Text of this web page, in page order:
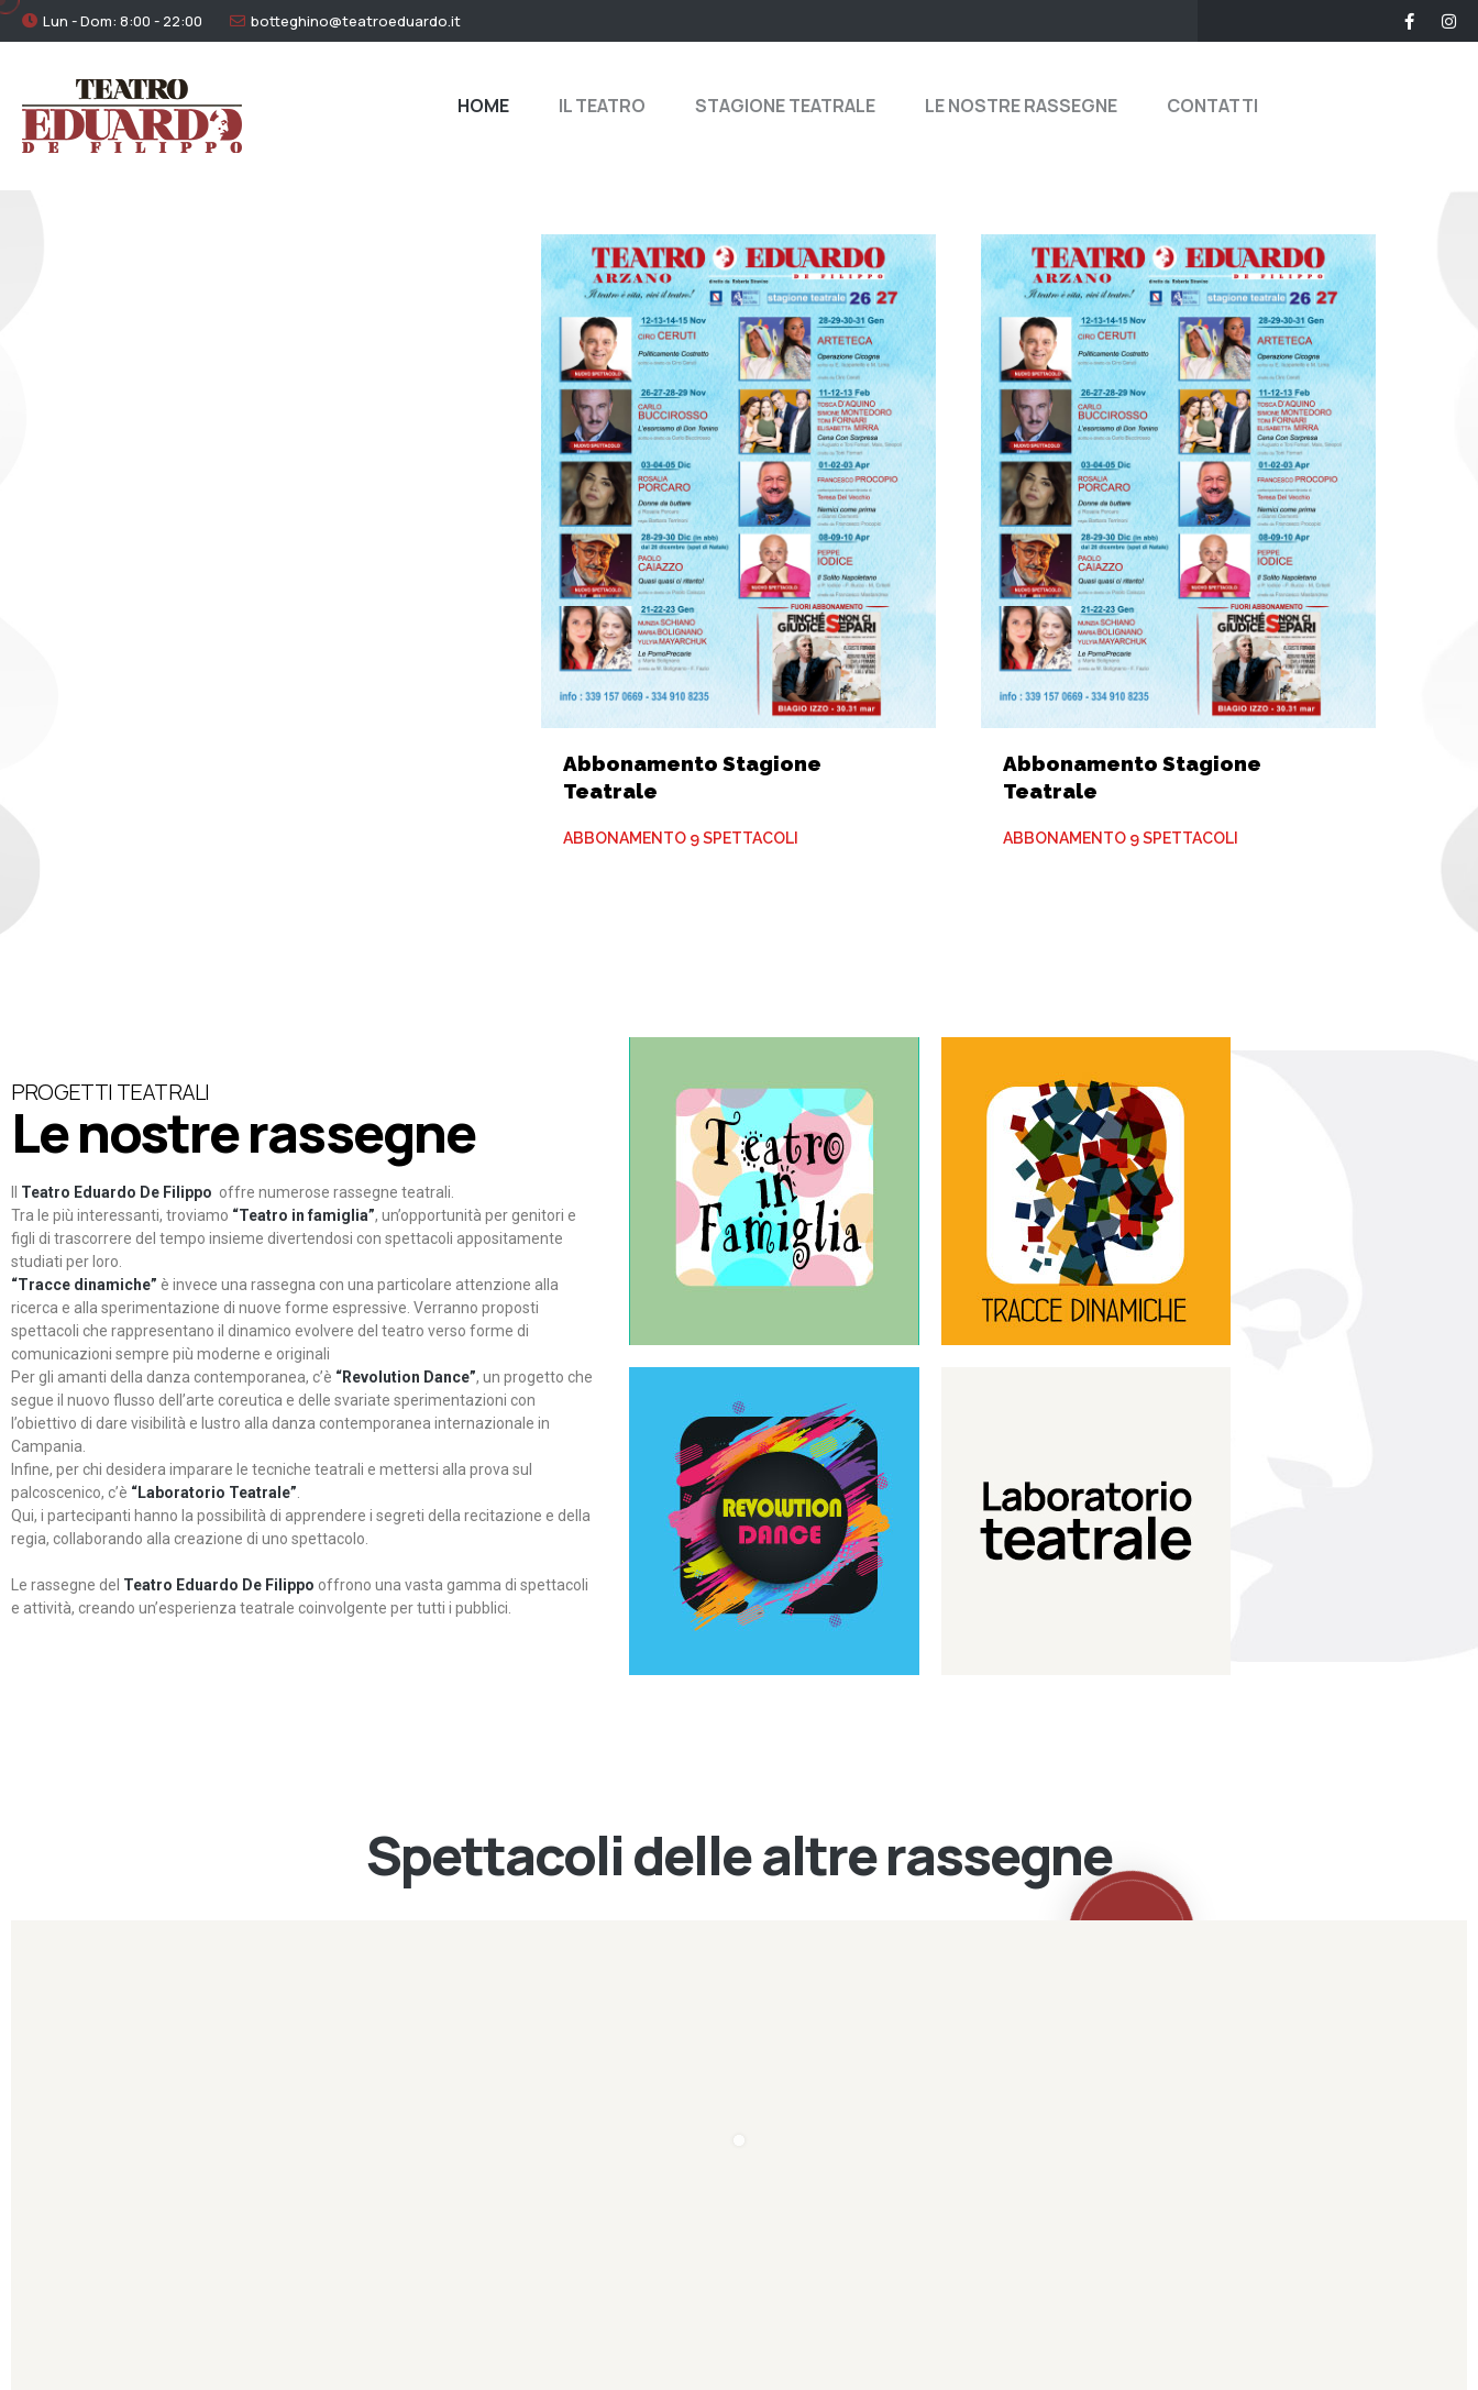
Lun - Dom: 8:00 - 22:00 botteghino@teatroeduardo.it
HOME IL TEATRO STAGIONE TEATRALE LE NOSTRE RASSEGNE CONTATTI
Abbonamento Stagione
Teatrale
ABBONAMENTO 9 SPETTACOLI
Abbonamento Stagione
Teatrale
ABBONAMENTO 9 SPETTACOLI
PROGETTI TEATRALI
Le nostre rassegne
Teatro Eduardo De Filippo offre numerose rassegne teatrali.
Tra le più interessanti, troviamo “Teatro in famiglia”, un’opportunità per genitori e
figli di trascorrere del tempo insieme divertendosi con spettacoli appositamente
studiati per loro.
“Tracce dinamiche” è invece una rassegna con una particolare attenzione alla
ricerca e alla sperimentazione di nuove forme espressive. Verranno proposti
spettacoli che rappresentano il dinamico evolvere del teatro verso forme di
comunicazioni sempre più moderne e originali
Per gli amanti della danza contemporanea, c’è “Revolution Dance”, un progetto che
segue il nuovo flusso dell’arte coreutica e delle svariate sperimentazioni con
l’obiettivo di dare visibilità e lustro alla danza contemporanea internazionale in
Campania.
Infine, per chi desidera imparare le tecniche teatrali e mettersi alla prova sul
palcoscenico, c’è “Laboratorio Teatrale”
Qui, i partecipanti hanno la possibilità di apprendere i segreti della recitazione e della
regia, collaborando alla creazione di uno spettacolo.
Le rassegne del Teatro Eduardo De Filippo offrono una vasta gamma di spettacoli
e attività, creando un’esperienza teatrale coinvolgente per tutti i pubblici.
Teatro in famiglia
Teatro In Famiglia è una
rassegna di teatro concepita
per far condividere e godere
del teatro all’intera famiglia.
Continua
Tracce dinamiche
Tracce Dinamiche è una
rassegna di teatro
d’innovazione e sperimentale.
Continua
Revolution Dance
Rassegna di danza
contemporanea – I Edizione
Continua
Laboratorio di teatro del
Teatro Eduardo de Filippo
Spettacoli delle altre rassegne